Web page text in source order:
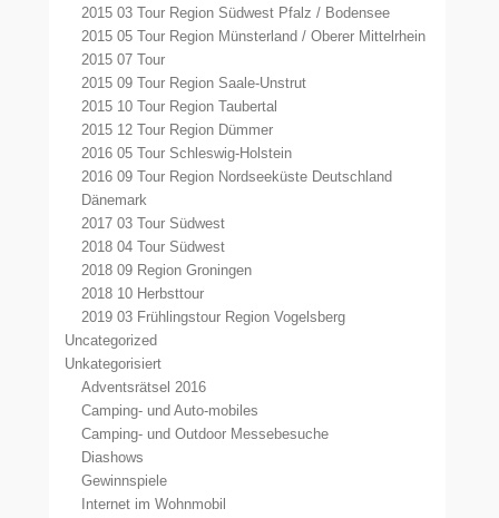
2015 03 Tour Region Südwest Pfalz / Bodensee
2015 05 Tour Region Münsterland / Oberer Mittelrhein
2015 07 Tour
2015 09 Tour Region Saale-Unstrut
2015 10 Tour Region Taubertal
2015 12 Tour Region Dümmer
2016 05 Tour Schleswig-Holstein
2016 09 Tour Region Nordseeküste Deutschland
Dänemark
2017 03 Tour Südwest
2018 04 Tour Südwest
2018 09 Region Groningen
2018 10 Herbsttour
2019 03 Frühlingstour Region Vogelsberg
Uncategorized
Unkategorisiert
Adventsrätsel 2016
Camping- und Auto-mobiles
Camping- und Outdoor Messebesuche
Diashows
Gewinnspiele
Internet im Wohnmobil